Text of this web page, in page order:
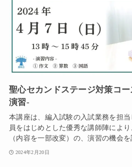
聖心セカンドステージ対策コ
演習-
本講座は、編入試験の入試業務を担
員をはじめとした優秀な講師陣によ
（内容を一部改変）の、演習の機会
2024年2月20日